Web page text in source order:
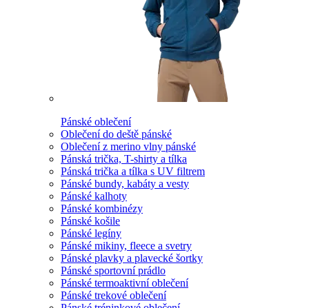
Pánské oblečení
Oblečení do deště pánské
Oblečení z merino vlny pánské
Pánská trička, T-shirty a tílka
Pánská trička a tílka s UV filtrem
Pánské bundy, kabáty a vesty
Pánské kalhoty
Pánské kombinézy
Pánské košile
Pánské legíny
Pánské mikiny, fleece a svetry
Pánské plavky a plavecké šortky
Pánské sportovní prádlo
Pánské termoaktivní oblečení
Pánské trekové oblečení